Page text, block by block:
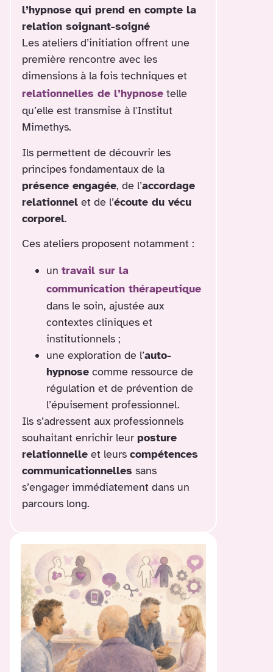
l’hypnose qui prend en compte la
relation soignant-soigné
Les ateliers d’initiation offrent une
première rencontre avec les
dimensions à la fois techniques et
relationnelles de l’hypnose telle
qu’elle est transmise à l'Institut
Mimethys.
Ils permettent de découvrir les
principes fondamentaux de la
présence engagée, de l’accordage
relationnel et de l’écoute du vécu
corporel.
Ces ateliers proposent notamment :
un travail sur la
communication thérapeutique
dans le soin, ajustée aux
contextes cliniques et
institutionnels ;
une exploration de l’auto-
hypnose comme ressource de
régulation et de prévention de
l’épuisement professionnel.
Ils s’adressent aux professionnels
souhaitant enrichir leur posture
relationnelle et leurs compétences
communicationnelles sans
s’engager immédiatement dans un
parcours long.